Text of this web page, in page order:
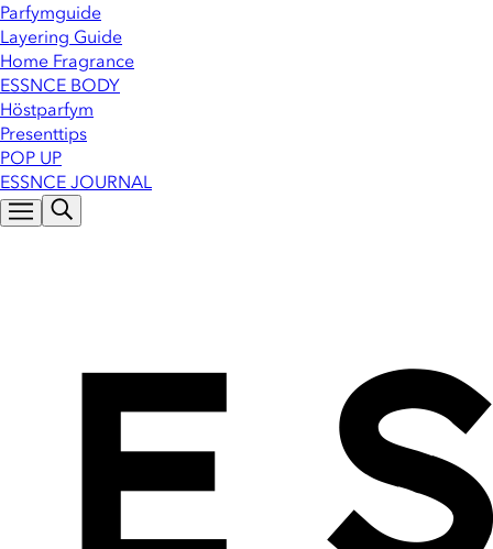
Parfymguide
Layering Guide
Home Fragrance
ESSNCE BODY
Höstparfym
Presenttips
POP UP
ESSNCE JOURNAL